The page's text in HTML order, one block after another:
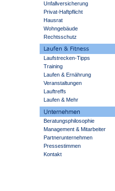
Unfallversicherung
Privat-Haftpflicht
Hausrat
Wohngebäude
Rechtsschutz
Laufstrecken-Tipps
Training
Laufen & Ernährung
Veranstaltungen
Lauftreffs
Laufen & Mehr
Beratungsphilosophie
Management & Mitarbeiter
Partnerunternehmen
Pressestimmen
Kontakt